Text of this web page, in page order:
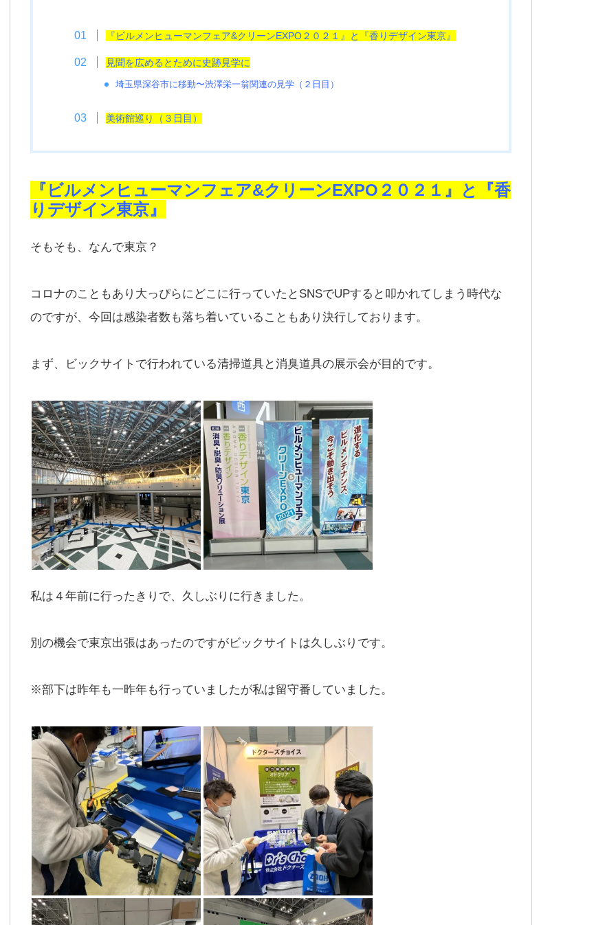
『ビルメンヒューマンフェア&クリーンEXPO２０２１』と『香りデザイン東京』
見聞を広めるとために史跡見学に
埼玉県深谷市に移動〜渋澤栄一翁関連の見学（２日目）
美術館巡り（３日目）
『ビルメンヒューマンフェア&クリーンEXPO２０２１』と『香
りデザイン東京』
そもそも、なんで東京？
コロナのこともあり大っぴらにどこに行っていたとSNSでUPすると叩かれてしまう時代な
のですが、今回は感染者数も落ち着いていることもあり決行しております。
まず、ビックサイトで行われている清掃道具と消臭道具の展示会が目的です。
私は４年前に行ったきりで、久しぶりに行きました。
別の機会で東京出張はあったのですがビックサイトは久しぶりです。
※部下は昨年も一昨年も行っていましたが私は留守番していました。